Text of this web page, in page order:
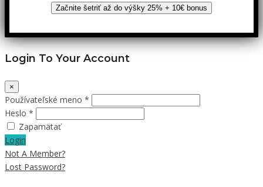
Začnite šetriť až do výšky 25% + 10€ bonus
Login To Your Account
×
Používateľské meno *
Heslo *
Zapamätať
Login
Not A Member?
Lost Password?